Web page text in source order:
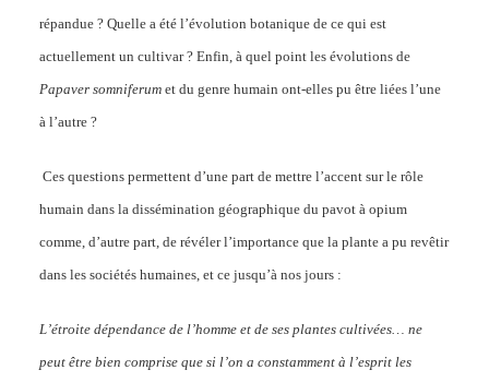
répandue ? Quelle a été l’évolution botanique de ce qui est
actuellement un cultivar ? Enfin, à quel point les évolutions de
Papaver somniferumet du genre humain ont-elles pu être liées l’une
à l’autre ?
Ces questions permettent d’une part de mettre l’accent sur le rôle
humain dans la dissémination géographique du pavot à opium
comme, d’autre part, de révéler l’importance que la plante a pu revêtir
dans les sociétés humaines, et ce jusqu’à nos jours :
L’étroite dépendance de l’homme et de ses plantes cultivées… ne
peut être bien comprise que si l’on a constamment à l’esprit les